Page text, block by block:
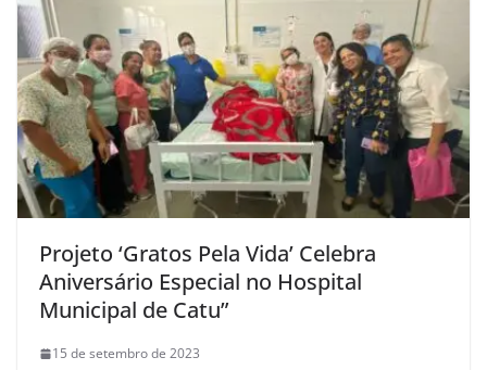
Projeto ‘Gratos Pela Vida’ Celebra
Aniversário Especial no Hospital
Municipal de Catu”
15 de setembro de 2023